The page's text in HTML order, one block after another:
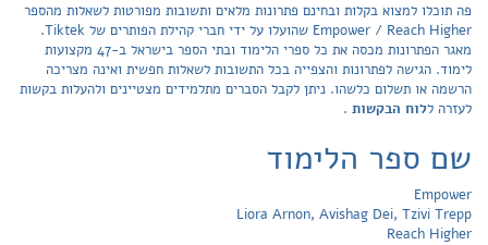
פה תוכלו למצוא בקלות ובחינם פתרונות מלאים ותשובות מפורטות לשאלות מהספר
Empower / Reach Higher שהועלו על ידי חברי קהילת הפותרים של Tiktek.
מאגר הפתרונות מכסה את כל ספרי הלימוד ובתי הספר בישראל ב-47 מקצועות
לימוד. הגישה לפתרונות והצפייה בכל התשובות לשאלות חפשית ואינה מצריכה
הרשמה או תשלום כלשהו. ניתן לקבל הסברים מתלמידים מצטיינים ולהעלות בקשות
לעזרה ללוח הבקשות .
שם ספר הלימוד
Empower
Liora Arnon, Avishag Dei, Tzivi Trepp
Reach Higher